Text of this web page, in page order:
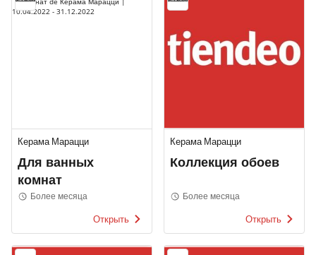
Керама Марацци
Для ванных
комнат
Более месяца
Открыть
Керама Марацци
Коллекция обоев
Более месяца
Открыть